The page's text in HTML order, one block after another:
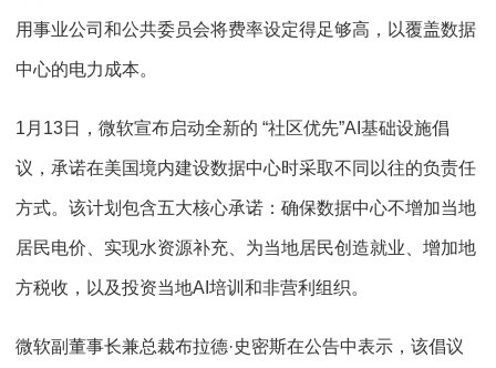
用事业公司和公共委员会将费率设定得足够高，以覆盖数据
中心的电力成本。
1月13日，微软宣布启动全新的 “社区优先”AI基础设施倡
议，承诺在美国境内建设数据中心时采取不同以往的负责任
方式。该计划包含五大核心承诺：确保数据中心不增加当地
居民电价、实现水资源补充、为当地居民创造就业、增加地
方税收，以及投资当地AI培训和非营利组织。
微软副董事长兼总裁布拉德·史密斯在公告中表示，该倡议